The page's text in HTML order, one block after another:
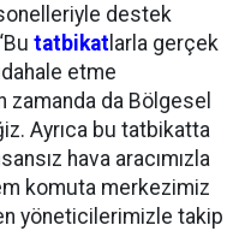
destek
tatbikat larla gerçek
etme
zamanda da Bölgesel
Ayrıca bu tatbikatta
hava aracımızla
komuta merkezimiz
yöneticilerimizle takip